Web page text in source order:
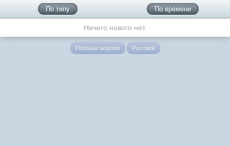
По типу По времени
Ничего нового нет.
Полная версия Русский